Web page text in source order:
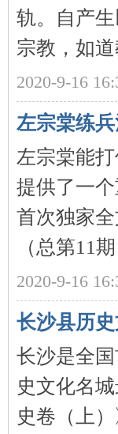
轨。自产
宗教，如
2020-9-16
左宗棠练
左宗棠能
提供了一
首次独家
（总第11
2020-9-16
长沙县历
长沙是全
史文化名
史卷（上